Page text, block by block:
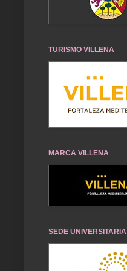
TURISMO VILLENA
MARCA VILLENA
SEDE UNIVERSITARIA